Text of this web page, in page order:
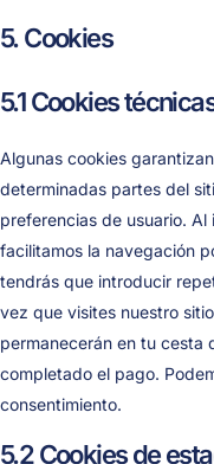
5. Cookies
5.1 Cookies
Algunas cookies
determinadas partes del
preferencias de usuario.
facilitamos la navegación
tendrás que introducir
vez que visites nuestro
permanecerán en tu cesta
completado el pago.
consentimiento.
5.2 Cookies de